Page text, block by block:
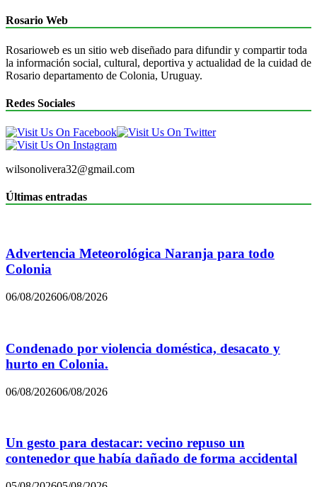
Rosario Web
Rosarioweb es un sitio web diseñado para difundir y compartir toda
la información social, cultural, deportiva y actualidad de la cuidad de
Rosario departamento de Colonia, Uruguay.
Redes Sociales
wilsonolivera32@gmail.com
Últimas entradas
Advertencia Meteorológica Naranja para todo
Colonia
06/08/202606/08/2026
Condenado por violencia doméstica, desacato y
hurto en Colonia.
06/08/202606/08/2026
Un gesto para destacar: vecino repuso un
contenedor que había dañado de forma accidental